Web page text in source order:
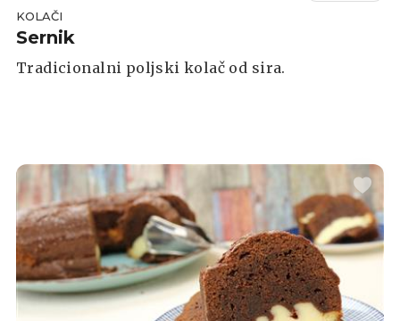
KOLAČI
Sernik
Tradicionalni poljski kolač od sira.